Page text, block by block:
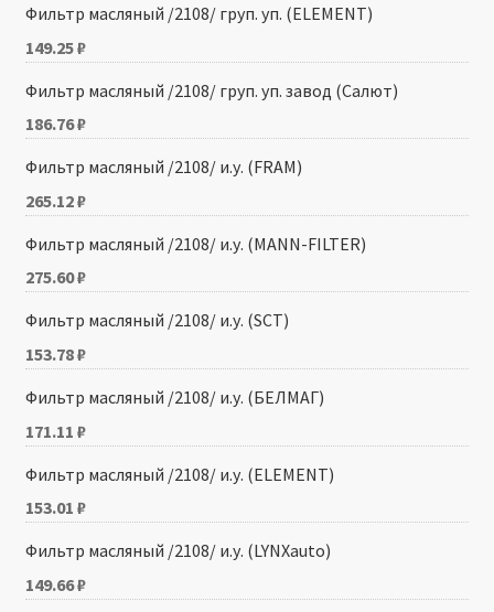
Фильтр масляный /2108/ груп. уп. (ELEMENT)
149.25₽
Фильтр масляный /2108/ груп. уп. завод (Салют)
186.76₽
Фильтр масляный /2108/ и.у. (FRAM)
265.12₽
Фильтр масляный /2108/ и.у. (MANN-FILTER)
275.60₽
Фильтр масляный /2108/ и.у. (SCT)
153.78₽
Фильтр масляный /2108/ и.у. (БЕЛМАГ)
171.11 ₽
Фильтр масляный /2108/ и.у. (ELEMENT)
153.01 ₽
Фильтр масляный /2108/ и.у. (LYNXauto)
149.66₽